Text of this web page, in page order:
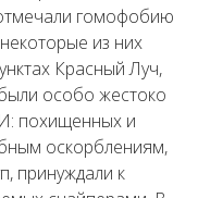
гомофобию
из них
Красный Луч,
особо жестоко
похищенных и
оскорблениям,
принуждали к